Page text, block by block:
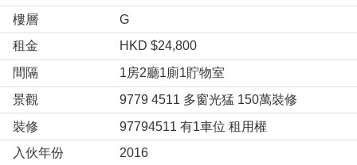
樓層
G
租金
HKD $24,800
間隔
1房2廳1廁1貯物室
景觀
9779 4511 多窗光猛 150萬裝修
裝修
97794511 有1車位 租用權
入伙年份
2016